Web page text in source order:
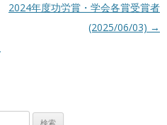
2024年度功労賞・学会各賞受賞者
(2025/06/03) →